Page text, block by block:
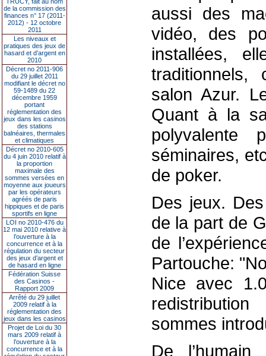
de la commission des
finances n° 17 (2011-
2012) - 12 octobre
2011
Les niveaux et
pratiques des jeux de
hasard et d’argent en
2010
Décret no 2011-906
du 29 juillet 2011
modifiant le décret no
59-1489 du 22
décembre 1959
portant
réglementation des
jeux dans les casinos
des stations
balnéaires, thermales
et climatiques
Décret no 2010-605
du 4 juin 2010 relatif à
la proportion
maximale des
sommes versées en
moyenne aux joueurs
par les opérateurs
agréés de paris
hippiques et de paris
sportifs en ligne
LOI no 2010-476 du
12 mai 2010 relative à
l’ouverture à la
concurrence et à la
régulation du secteur
des jeux d’argent et
de hasard en ligne
Fédération Suisse
des Casinos -
Rapport 2009
Arrêté du 29 juillet
2009 relatif à la
réglementation des
jeux dans les casinos
Projet de Loi du 30
mars 2009 relatif à
l’ouverture à la
concurrence et à la
aussi des
vidéo, des
installées,
salon Azur.
Quant à la
polyvalente
séminaires,
de poker.
Des jeux.
de la part de
de
Partouche:
Nice avec
sommes
De l’humain